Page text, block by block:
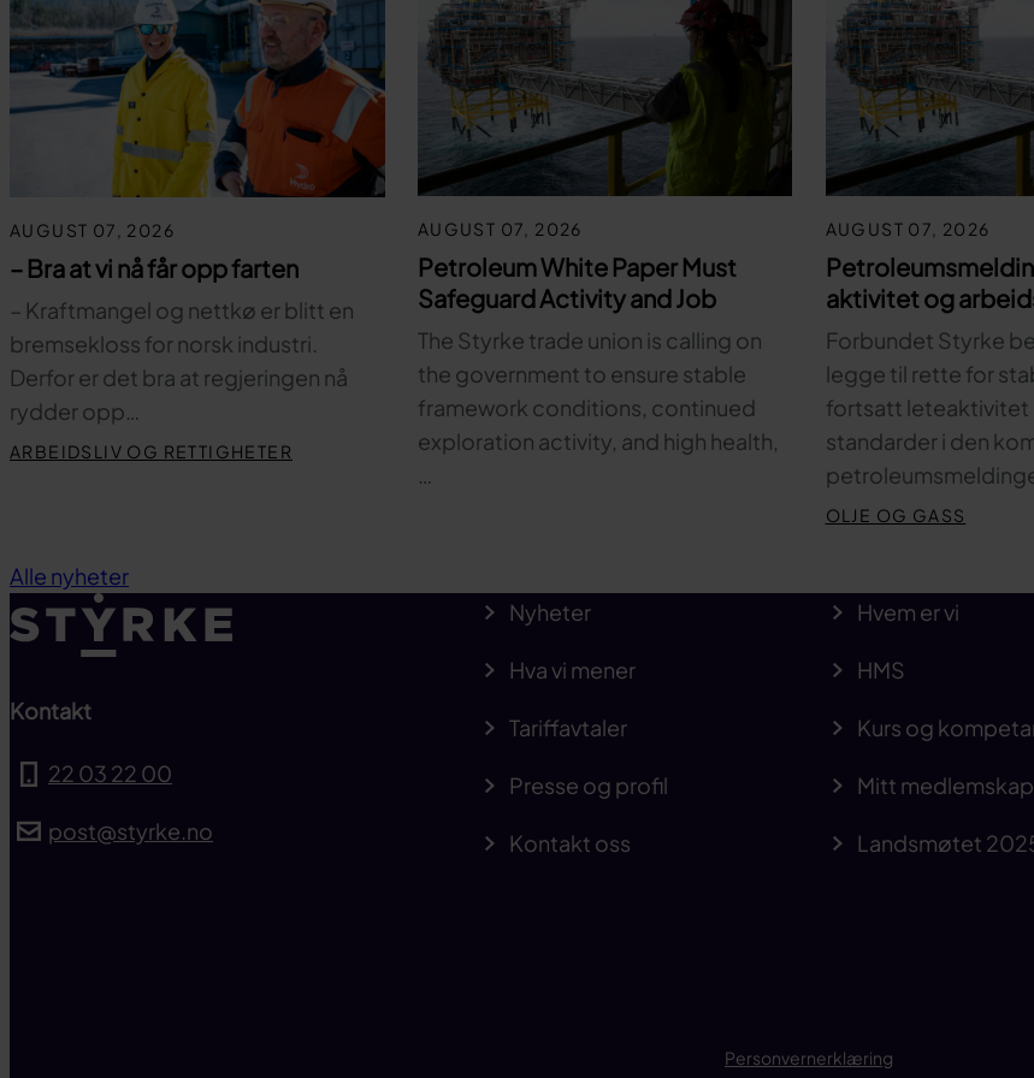
AUGUST 07, 2026
– Bra at vi nå får opp farten
– Kraftmangel og nettkø er blitt en
bremsekloss for norsk industri.
Derfor er det bra at regjeringen nå
rydder opp…
ARBEIDSLIV OG RETTIGHETER
AUGUST 07, 2026
Petroleum White Paper Must
Safeguard Activity and Job
The Styrke trade union is calling on
the government to ensure stable
framework conditions, continued
exploration activity, and high health,
…
AUGUST 07, 2026
aktivitet og
Forbundet Styrke
legge til rette for
fortsatt leteaktivitet
standarder i den
OLJE OG GASS
Alle nyheter
Kontakt
22 03 22 00
post@styrke.no
Nyheter Hvem er vi
Hva vi mener HMS
Tariffavtaler Kurs og
Presse og profil Mitt medlemskap
Kontakt oss Landsmøtet
Personvernerklæring